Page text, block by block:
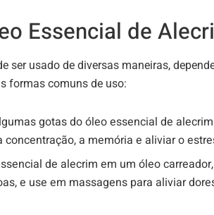
Essencial de
ser usado de diversas maneiras,
formas comuns de uso:
gotas do óleo essencial de
a memória e aliviar o
de alecrim em um óleo
e use em massagens para aliviar